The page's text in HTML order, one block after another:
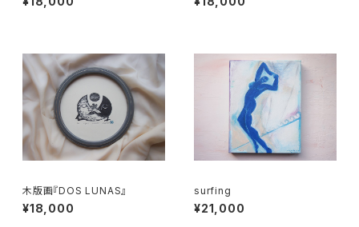
木版画『DOS LUNAS』
¥18,000
surfing
¥21,000